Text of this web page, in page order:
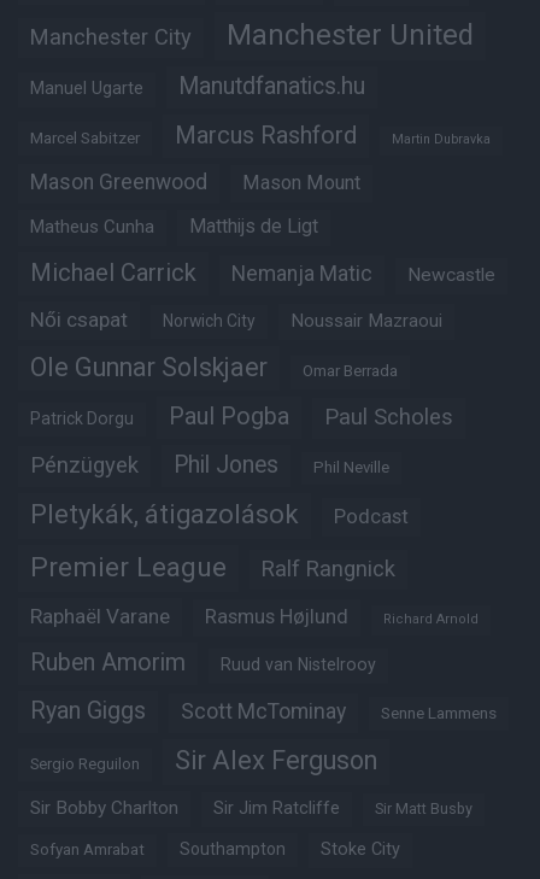
Manchester City Manchester United
Manuel Ugarte Manutdfanatics.hu
Marcel Sabitzer Marcus Rashford Martin Dubravka
Mason Greenwood Mason Mount
Matheus Cunha Matthijs de Ligt
Michael Carrick Nemanja Matic Newcastle
Női csapat Norwich City Noussair Mazraoui
Ole Gunnar Solskjaer Omar Berrada
Patrick Dorgu Paul Pogba Paul Scholes
Pénzügyek Phil Jones Phil Neville
Pletykák, átigazolások Podcast
Premier League Ralf Rangnick
Raphaël Varane Rasmus Højlund Richard Arnold
Ruben Amorim Ruud van Nistelrooy
Ryan Giggs Scott McTominay Senne Lammens
Sergio Reguilon Sir Alex Ferguson
Sir Bobby Charlton Sir Jim Ratcliffe Sir Matt Busby
Sofyan Amrabat Southampton Stoke City